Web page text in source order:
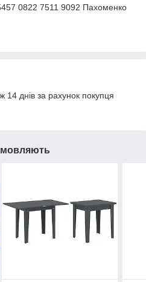
0822 7511 9092 Пахоменко
днів за рахунок покупця